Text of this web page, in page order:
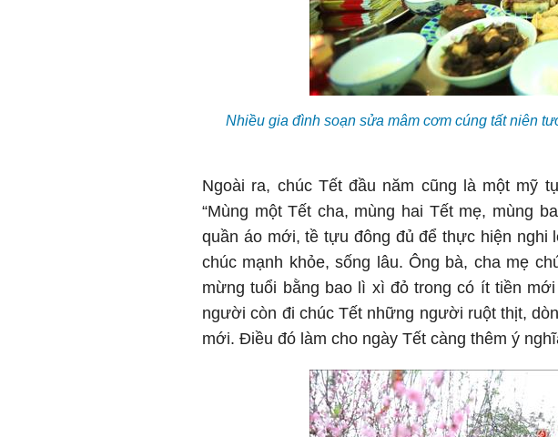
Nhiều gia đình soạn sửa mâm cơm cúng tất niên
Ngoài ra, chúc Tết đầu năm cũng là một mỹ
“Mùng một Tết cha, mùng hai Tết mẹ, mùng
quần áo mới, tề tựu đông đủ để thực hiện nghi
chúc mạnh khỏe, sống lâu. Ông bà, cha mẹ
mừng tuổi bằng bao lì xì đỏ trong có ít tiền
người còn đi chúc Tết những người ruột thịt,
mới. Điều đó làm cho ngày Tết càng thêm ý